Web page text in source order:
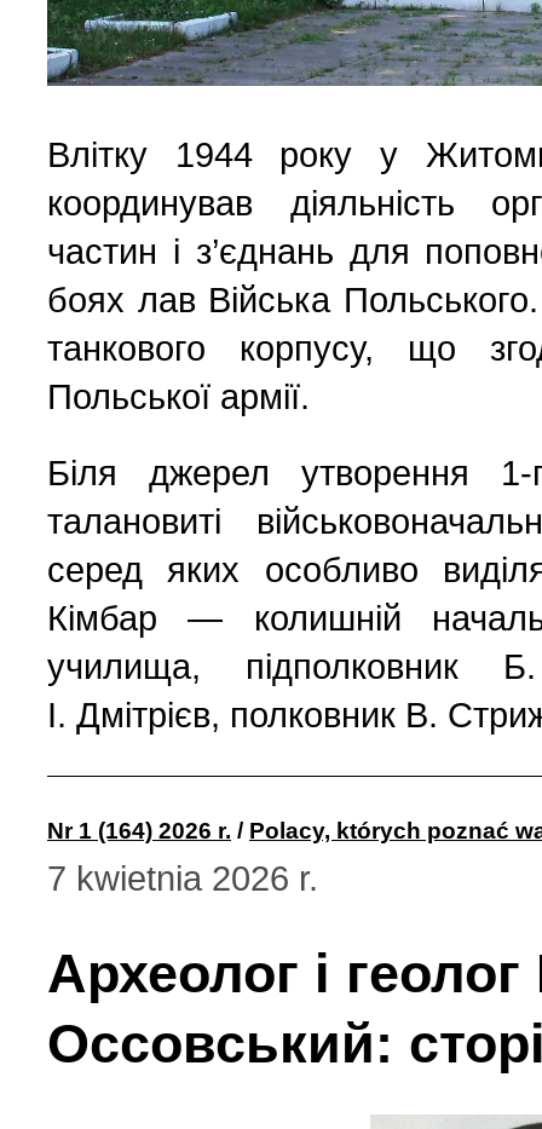
Влітку 1944 року у
координував діяльність
частин і з’єднань для
боях лав Війська
танкового корпусу, що
Польської армії.
Біля джерел утворення 1-
талановиті
серед яких особливо
Кімбар — колишній
училища, підполковник
І. Дмітрієв, полковник В.
Nr 1 (164) 2026 r. / Polacy, których poznać
7 kwietnia 2026 r.
Археолог і
Оссовський: